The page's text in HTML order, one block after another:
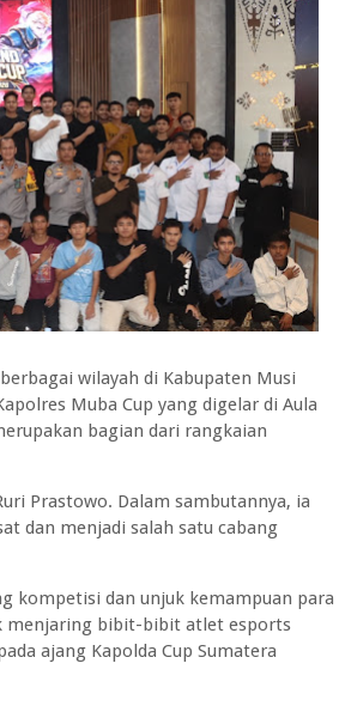
wilayah di Kabupaten Musi
Muba Cup yang digelar di Aula
bagian dari rangkaian
Prastowo. Dalam sambutannya, ia
dan menjadi salah satu cabang
kompetisi dan unjuk kemampuan para
menjaring bibit-bibit atlet esports
ajang Kapolda Cup Sumatera